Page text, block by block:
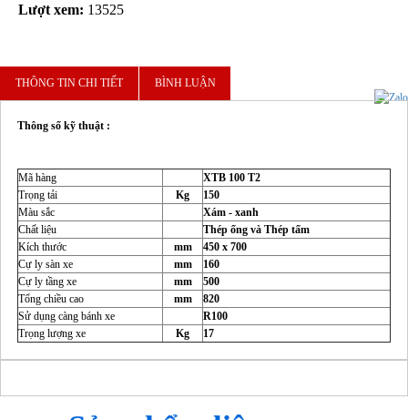
Lượt xem: 13525
THÔNG TIN CHI TIẾT BÌNH LUẬN
Thông số kỹ thuật :
Mã hàng
XTB 100 T2
Trọng tải
Kg
150
Màu sắc
Xám - xanh
Chất liệu
Thép ống và Thép tấm
Kích thước
mm
450 x 700
Cự ly sàn xe
mm
160
Cự ly tầng xe
mm
500
Tổng chiều cao
mm
820
Sử dụng càng bánh xe
R100
Trọng lượng xe
Kg 17